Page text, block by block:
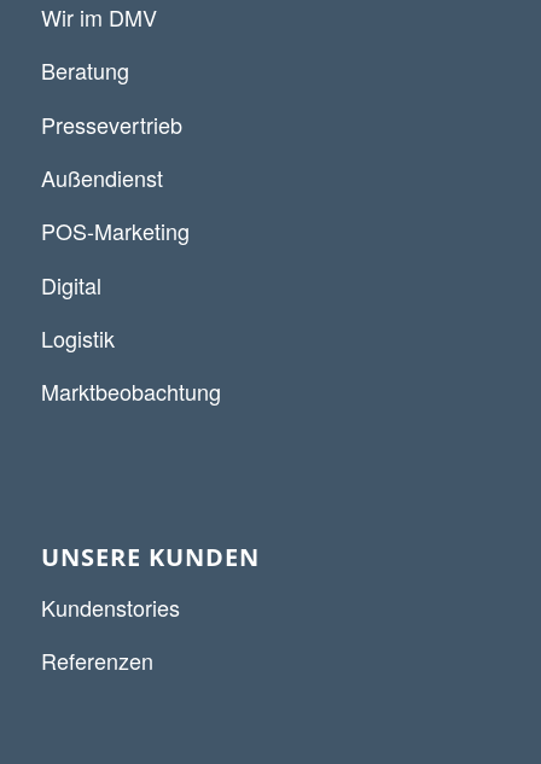
Wir im DMV
Beratung
Pressevertrieb
Außendienst
POS-Marketing
Digital
Logistik
Marktbeobachtung
UNSERE KUNDEN
Kundenstories
Referenzen